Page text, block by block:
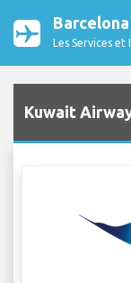
Les Services
Kuwait